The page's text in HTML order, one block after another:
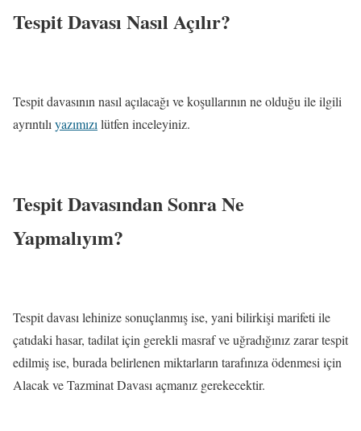
Tespit Davası Nasıl Açılır?
Tespit davasının nasıl açılacağı ve koşullarının ne olduğu ile ilgili
ayrıntılı yazımızı lütfen inceleyiniz.
Tespit Davasından Sonra Ne
Yapmalıyım?
Tespit davası lehinize sonuçlanmış ise, yani bilirkişi marifeti ile
çatıdaki hasar, tadilat için gerekli masraf ve uğradığınız zarar tespit
edilmiş ise, burada belirlenen miktarların tarafınıza ödenmesi için
Alacak ve Tazminat Davası açmanız gerekecektir.